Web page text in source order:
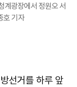
계광장에서 정원오 서
호 기자
선거를 하루 앞